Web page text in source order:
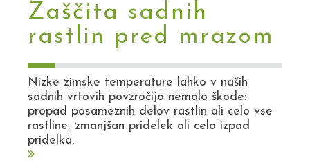
Zaščita sadnih
rastlin pred mrazom
Nizke zimske temperature lahko v naših
sadnih vrtovih povzročijo nemalo škode:
propad posameznih delov rastlin ali celo vse
rastline, zmanjšan pridelek ali celo izpad
pridelka.